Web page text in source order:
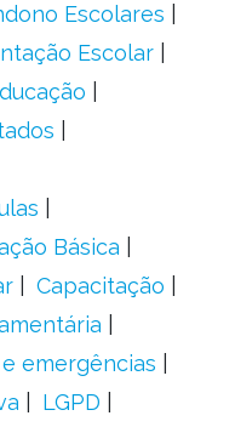
Escolares
Escolar
Básica
Capacitação
emergências
LGPD